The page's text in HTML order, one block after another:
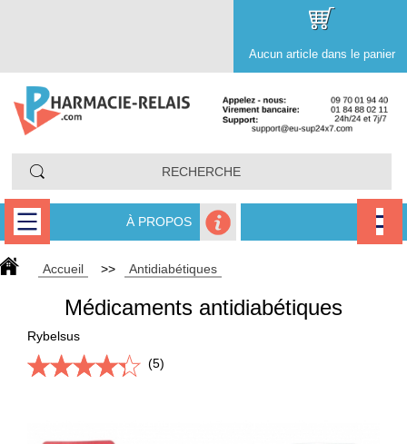
Aucun article dans le panier
À PROPOS
Accueil >> Antidiabétiques
Médicaments antidiabétiques
Rybelsus
(5)